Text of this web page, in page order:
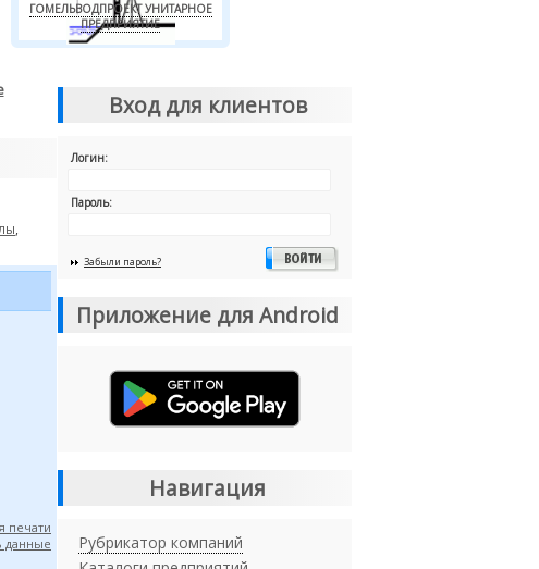
ГОМЕЛЬВОДПРОЕКТ УНИТАРНОЕ
ПРЕДПРИЯТИЕ
печати
данные
Вход для клиентов
Логин:
Пароль:
Забыли пароль?
Приложение для Android
Навигация
Рубрикатор компаний